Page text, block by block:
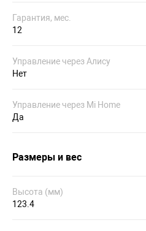
Гарантия, мес.
12
Управление через Алису
Нет
Управление через Mi Home
Да
Размеры и вес
Высота (мм)
123.4